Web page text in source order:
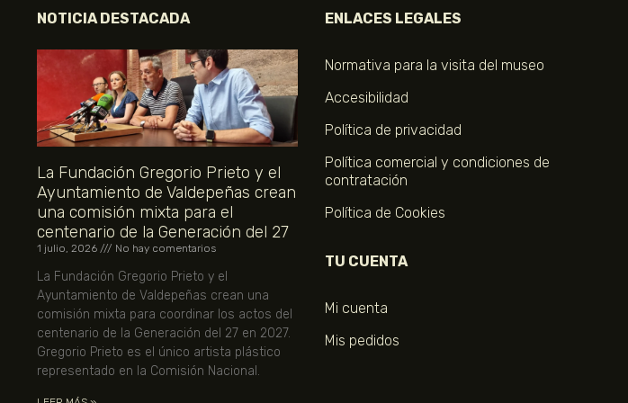
NOTICIA DESTACADA
La Fundación Gregorio Prieto y el
Ayuntamiento de Valdepeñas crean
una comisión mixta para el
centenario de la Generación del 27
1 julio, 2026 No hay comentarios
La Fundación Gregorio Prieto y el
Ayuntamiento de Valdepeñas crean una
comisión mixta para coordinar los actos del
centenario de la Generación del 27 en 2027.
Gregorio Prieto es el único artista plástico
representado en la Comisión Nacional.
ENLACES LEGALES
Normativa para la visita del museo
Accesibilidad
Política de privacidad
Política comercial y condiciones de
contratación
Política de Cookies
TU CUENTA
Mi cuenta
Mis pedidos